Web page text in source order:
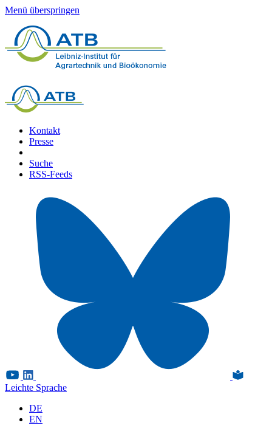
Menü überspringen
Kontakt
Presse
Suche
RSS-Feeds
Leichte Sprache
DE
EN